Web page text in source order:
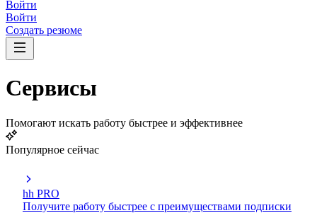
Войти
Войти
Создать резюме
Сервисы
Помогают искать работу быстрее и эффективнее
Популярное сейчас
hh PRO
Получите работу быстрее с преимуществами подписки